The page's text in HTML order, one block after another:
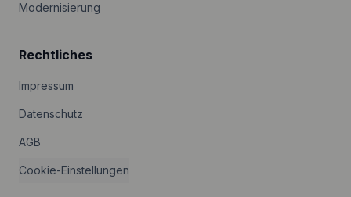
Modernisierung
Rechtliches
Impressum
Datenschutz
AGB
Cookie-Einstellungen